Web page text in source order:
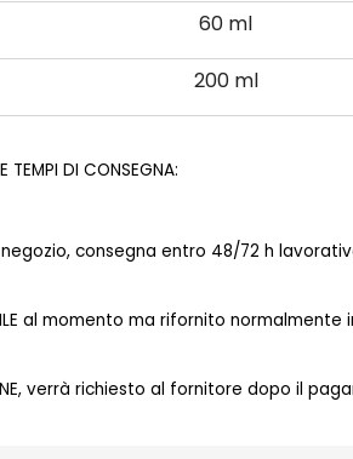
60 ml
200 ml
TEMPI DI CONSEGNA:
negozio, consegna entro 48/72 h
al momento ma rifornito normalmente
verrà richiesto al fornitore dopo il